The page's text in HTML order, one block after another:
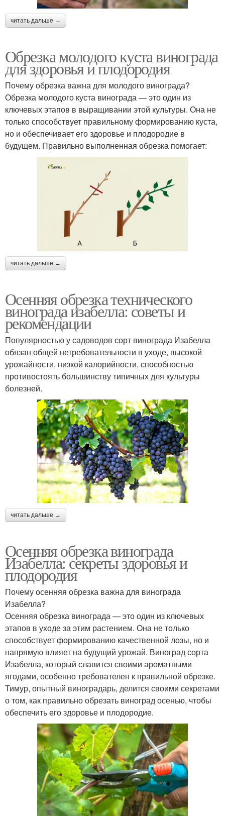
читать дальше →
Обрезка молодого куста винограда
для здоровья и плодородия
Почему обрезка важна для молодого винограда?
Обрезка молодого куста винограда — это один из
ключевых этапов в выращивании этой культуры. Она не
только способствует правильному формированию куста,
но и обеспечивает его здоровье и плодородие в
будущем. Правильно выполненная обрезка помогает:
читать дальше →
Осенняя обрезка технического
винограда изабелла: советы и
рекомендации
Популярностью у садоводов сорт винограда Изабелла
обязан общей нетребовательности в уходе, высокой
урожайности, низкой калорийности, способностью
противостоять большинству типичных для культуры
болезней.
читать дальше →
Осенняя обрезка винограда
Изабелла: секреты здоровья и
плодородия
Почему осенняя обрезка важна для винограда
Изабелла?
Осенняя обрезка винограда — это один из ключевых
этапов в уходе за этим растением. Она не только
способствует формированию качественной лозы, но и
напрямую влияет на будущий урожай. Виноград сорта
Изабелла, который славится своими ароматными
ягодами, особенно требователен к правильной обрезке.
Тимур, опытный виноградарь, делится своими секретами
о том, как правильно обрезать виноград осенью, чтобы
обеспечить его здоровье и плодородие.